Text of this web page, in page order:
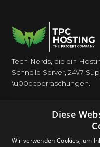
Tech-Nerds, die ein
Schnelle Server, 24\/7
\u00dcberraschungen.
HOSTING
Diese
Wir verwenden Cookies, um